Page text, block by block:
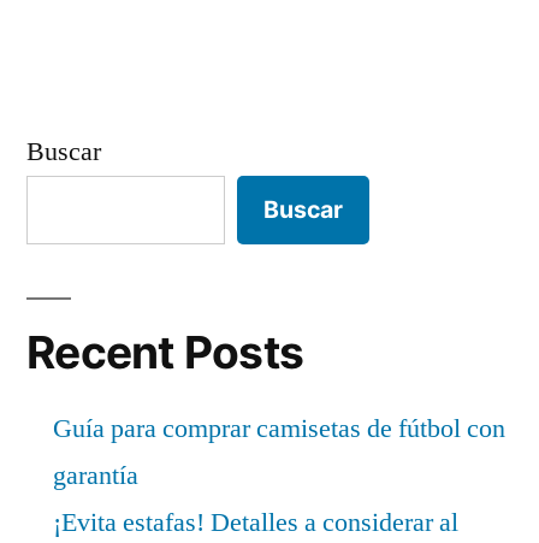
Buscar
Buscar
Recent Posts
Guía para comprar camisetas de fútbol con
garantía
¡Evita estafas! Detalles a considerar al